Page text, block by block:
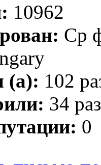
10962
Ср
(а): 102
34
0